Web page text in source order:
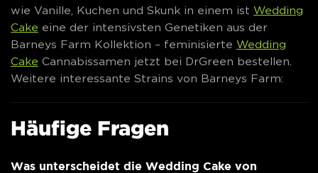
wie Vanille, Kuchen und Skunk in einem ist Wedding
Cake eine der intensivsten Genetiken aus der
Barneys Farm Kollektion – feminisierte Wedding
Cake Cannabissamen jetzt bei DrGreen bestellen.
Weitere interessante Strains von Barneys Farm:
Häufige Fragen
Was unterscheidet die Wedding Cake von